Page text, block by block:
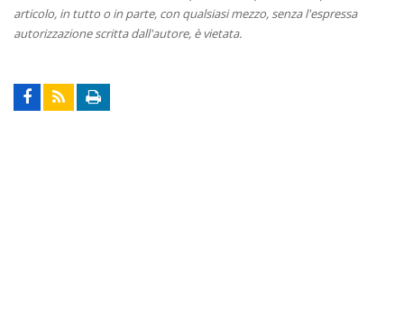
articolo, in tutto o in parte, con qualsiasi mezzo, senza l'espressa
autorizzazione scritta dall'autore, è vietata.